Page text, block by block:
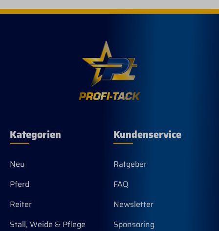
Kategorien
Neu
Pferd
Reiter
Stall, Weide & Pflege
Kundenservice
Ratgeber
FAQ
Newsletter
Sponsoring